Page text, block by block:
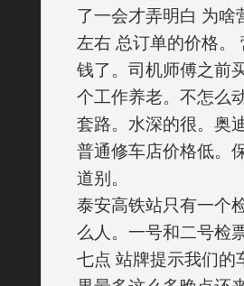
了一会才弄明白 为
左右 总订单的价格。
钱了。司机师傅之前
个工作养老。不怎么
套路。水深的很。奥
普通修车店价格低。
道别。
泰安高铁站只有一个
么人。一号和二号检
七点 站牌提示我们的